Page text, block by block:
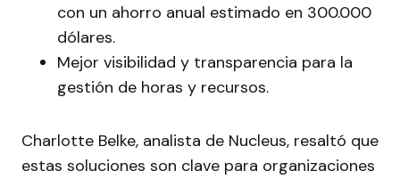
con un ahorro anual estimado en 300.000
dólares.
Mejor visibilidad y transparencia para la
gestión de horas y recursos.
Charlotte Belke, analista de Nucleus, resaltó que
estas soluciones son clave para organizaciones